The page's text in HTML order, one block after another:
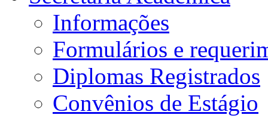
Informações
Formulários e
Diplomas Registrados
Convênios de Estágio